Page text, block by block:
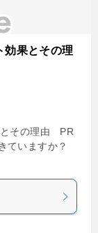
効果とその理
とその理由 PR
ていますか？